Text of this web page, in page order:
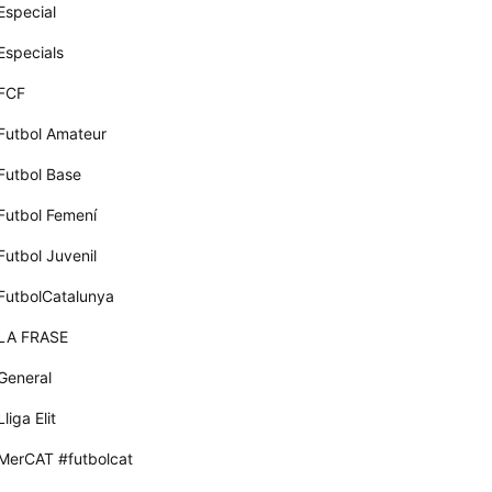
Amateur
Base
Femení
Juvenil
FRASE
Elit
#futbolcat